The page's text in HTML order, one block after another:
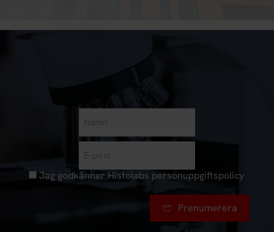
post
Samtycke
Jag godkänner Histolabs personuppgiftspolicy
Prenumerera